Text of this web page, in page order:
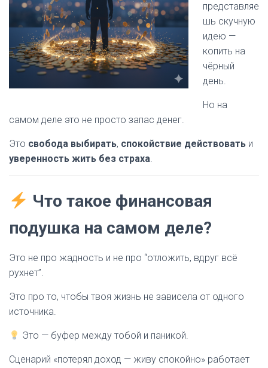
представляе
шь скучную
идею —
копить на
чёрный
день.
Но на
самом деле это не просто запас денег.
Это свобода выбирать, спокойствие действовать и
уверенность жить без страха.
Что такое финансовая
подушка на самом деле?
Это не про жадность и не про “отложить, вдруг всё
рухнет”.
Это про то, чтобы твоя жизнь не зависела от одного
источника.
Это — буфер между тобой и паникой.
Сценарий «потерял доход — живу спокойно» работает